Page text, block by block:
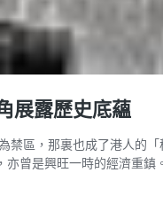
展露歷史底蘊
禁區，那裏也成了港人的
亦曾是興旺一時的經濟重